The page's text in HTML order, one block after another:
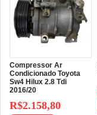
Compressor Ar
Condicionado Toyota
Sw4 Hilux 2.8 Tdi
2016/20
R$2.158,80